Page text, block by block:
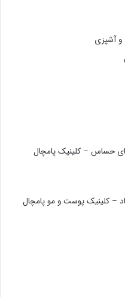
آشپزی
حساس – کلینیک پامچال
– کلینیک پوست و مو پامچال